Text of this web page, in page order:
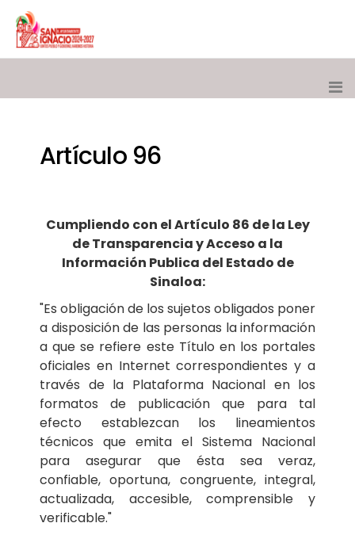
Artículo 96
Cumpliendo con el Artículo 86 de la Ley
de Transparencia y Acceso a la
Información Publica del Estado de
Sinaloa:
"Es obligación de los sujetos obligados poner
a disposición de las personas la información
a que se refiere este Título en los portales
oficiales en Internet correspondientes y a
través de la Plataforma Nacional en los
formatos de publicación que para tal
efecto establezcan los lineamientos
técnicos que emita el Sistema Nacional
para asegurar que ésta sea veraz,
confiable, oportuna, congruente, integral,
actualizada, accesible, comprensible y
verificable."